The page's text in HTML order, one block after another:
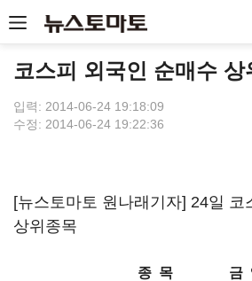
코스피 외국인 순매수 상
입력: 2014-06-24 19:18:09
수정: 2014-06-24 19:22:36
[뉴스토마토 원나래기자] 24일 코
상위종목
종 목
금